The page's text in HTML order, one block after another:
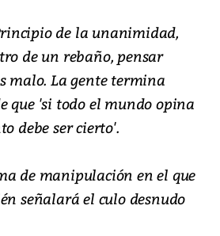
de la unanimidad,
de un rebaño, pensar
malo. La gente termina
que 'si todo el mundo opina
debe ser cierto'.
de manipulación en el que
señalará el culo desnudo